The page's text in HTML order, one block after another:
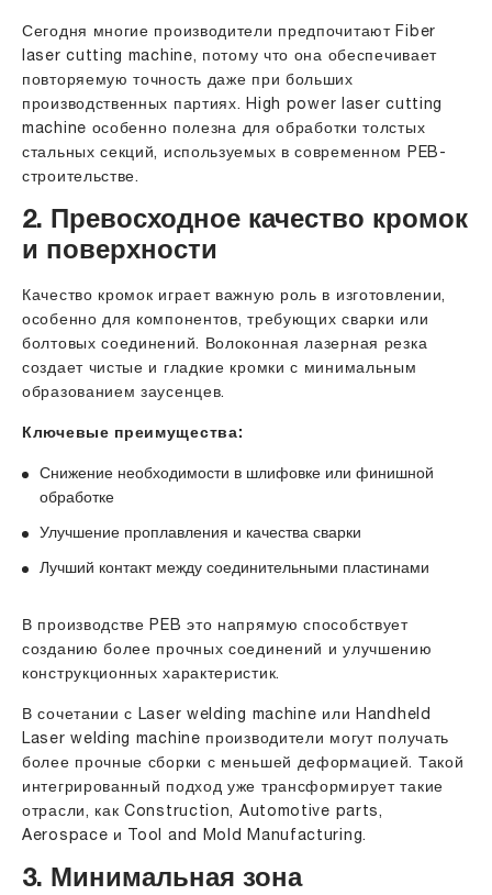
Сегодня многие производители предпочитают Fiber
laser cutting machine, потому что она обеспечивает
повторяемую точность даже при больших
производственных партиях.
High power laser cutting
machine особенно полезна для обработки толстых
стальных секций, используемых в современном PEB-
строительстве.
2. Превосходное качество кромок
и поверхности
Качество кромок играет важную роль в изготовлении,
особенно для компонентов, требующих сварки или
болтовых соединений. Волоконная лазерная резка
создает чистые и гладкие кромки с минимальным
образованием заусенцев.
Ключевые преимущества:
Снижение необходимости в шлифовке или финишной
обработке
Улучшение проплавления и качества сварки
Лучший контакт между соединительными пластинами
В производстве PEB это напрямую способствует
созданию более прочных соединений и улучшению
конструкционных характеристик.
В сочетании с Laser welding machine или Handheld
Laser welding machine производители могут получать
более прочные сборки с меньшей деформацией. Такой
интегрированный подход уже трансформирует такие
отрасли, как Construction, Automotive parts,
Aerospace и Tool and Mold Manufacturing.
3. Минимальная зона